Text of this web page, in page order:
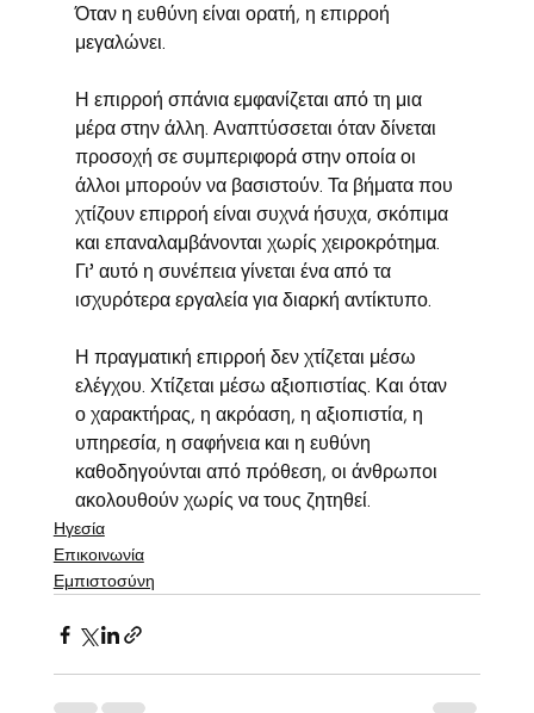
Όταν η ευθύνη είναι ορατή, η επιρροή
μεγαλώνει.
Η επιρροή σπάνια εμφανίζεται από τη μια
μέρα στην άλλη. Αναπτύσσεται όταν δίνεται
προσοχή σε συμπεριφορά στην οποία οι
άλλοι μπορούν να βασιστούν. Τα βήματα που
χτίζουν επιρροή είναι συχνά ήσυχα, σκόπιμα
και επαναλαμβάνονται χωρίς χειροκρότημα.
Γι’ αυτό η συνέπεια γίνεται ένα από τα
ισχυρότερα εργαλεία για διαρκή αντίκτυπο.
Η πραγματική επιρροή δεν χτίζεται μέσω
ελέγχου. Χτίζεται μέσω αξιοπιστίας. Και όταν
ο χαρακτήρας, η ακρόαση, η αξιοπιστία, η
υπηρεσία, η σαφήνεια και η ευθύνη
καθοδηγούνται από πρόθεση, οι άνθρωποι
ακολουθούν χωρίς να τους ζητηθεί.
Ηγεσία
Επικοινωνία
Εμπιστοσύνη